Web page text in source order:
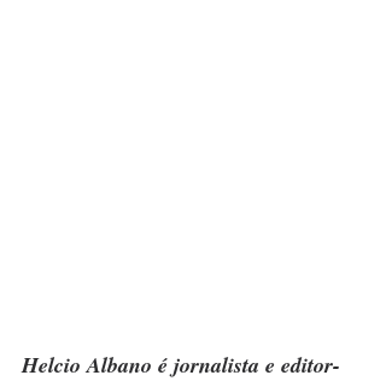
Helcio Albano é jornalista e editor-